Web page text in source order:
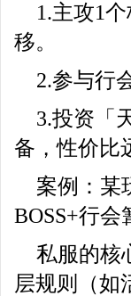
1.主攻1
移。
2.参与行
3.投资「
备，性价比
案例：某
BOSS+行
私服的核
层规则（如